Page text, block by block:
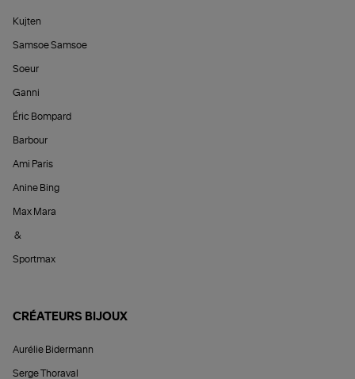
Kujten
Samsoe Samsoe
Soeur
Ganni
Éric Bompard
Barbour
Ami Paris
Anine Bing
Max Mara
&
Sportmax
CRÉATEURS BIJOUX
Aurélie Bidermann
Serge Thoraval